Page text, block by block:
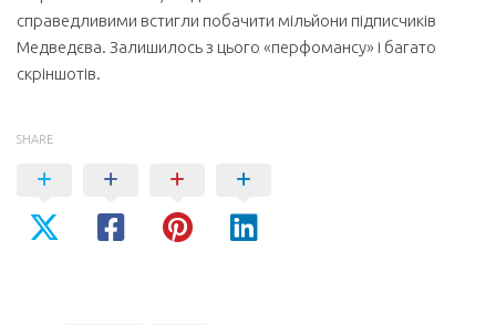
справедливими встигли побачити мільйони підписчиків
Медведєва. Залишилось з цього «перфомансу» і багато
скріншотів.
SHARE